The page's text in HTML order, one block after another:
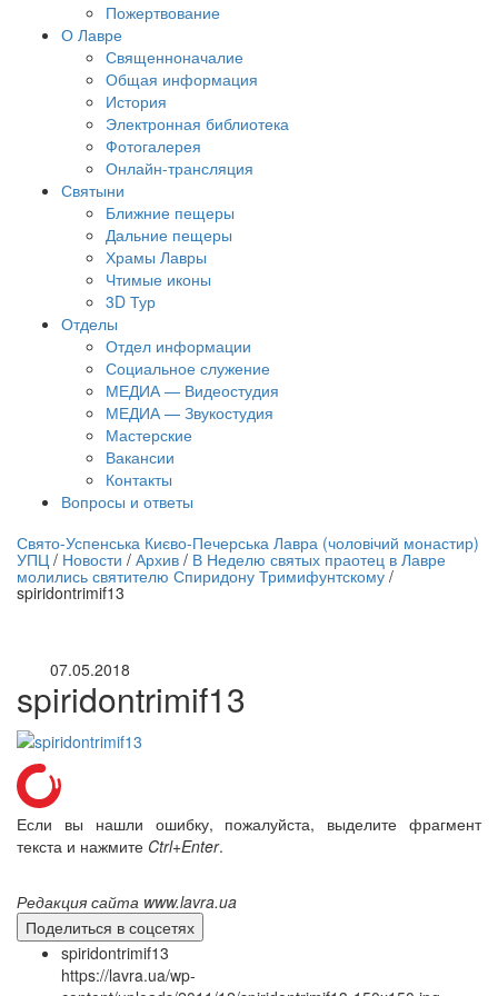
Пожертвование
О Лавре
Священноначалие
Общая информация
История
Электронная библиотека
Фотогалерея
Онлайн-трансляция
Святыни
Ближние пещеры
Дальние пещеры
Храмы Лавры
Чтимые иконы
3D Тур
Отделы
Отдел информации
Социальное служение
МЕДИА — Видеостудия
МЕДИА — Звукостудия
Мастерские
Вакансии
Контакты
Вопросы и ответы
трансляция | 12 сентября
трансляции
Свято-Успенська Києво-Печерська Лавра (чоловічий монастир)
УПЦ / Новости / Архив / В Неделю святых праотец в Лавре
молились святителю Спиридону Тримифунтскому /
spiridontrimif13
07.05.2018
spiridontrimif13
Если вы нашли ошибку, пожалуйста, выделите фрагмент
текста и нажмите Ctrl+Enter.
Редакция сайта www.lavra.ua
Поделиться в соцсетях
spiridontrimif13
https://lavra.ua/wp-